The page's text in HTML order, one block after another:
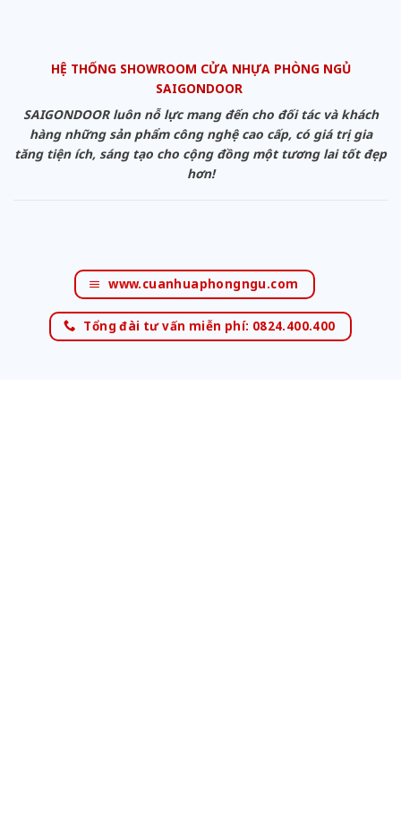
HỆ THỐNG SHOWROOM CỬA NHỰA PHÒNG NGỦ
SAIGONDOOR
SAIGONDOOR luôn nỗ lực mang đến cho đối tác và khách
hàng những sản phẩm công nghệ cao cấp, có giá trị gia
tăng tiện ích, sáng tạo cho cộng đồng một tương lai tốt đẹp
hơn!
www.cuanhuaphongngu.com
Tổng đài tư vấn miễn phí: 0824.400.400